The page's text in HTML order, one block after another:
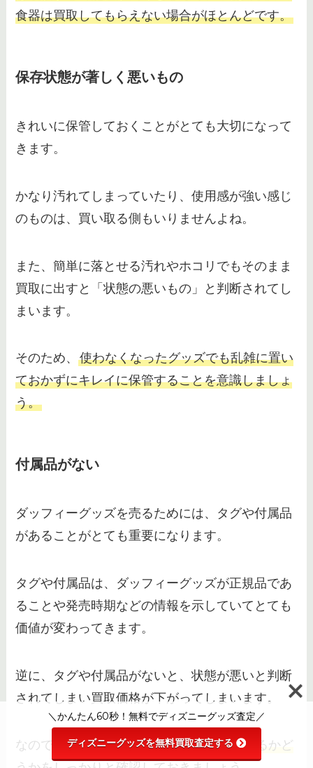
食器は買取してもらえない場合がほとんどです。
保存状態が著しく悪いもの
きれいに保管しておくことがとても大切になって
きます。
かなり汚れてしまっていたり、使用感が強い感じ
のものは、買い取る側もいりませんよね。
また、簡単に落とせる汚れやホコリでもそのまま
買取に出すと「状態の悪いもの」と判断されてし
まいます。
そのため、使わなくなったグッズでも乱雑に置い
ておかずにキレイに保管することを意識しましょ
う。
付属品がない
ダッフィーグッズを売るためには、タグや付属品
があることがとても重要になります。
タグや付属品は、ダッフィーグッズが正規品であ
ることや発売時期などの情報を示していてとても
価値が変わってきます。
逆に、タグや付属品がないと、状態が悪いと判断
されてしまい買取価格が下がってしまいます。
なので、 買取に出す前にタグや付属品があるかど
＼かんたん60秒！無料でディズニーグッズ査定／
ディズニーグッズを無料買取査定する